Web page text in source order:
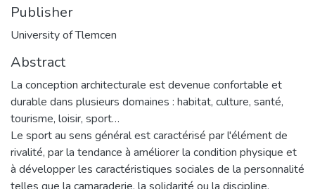
Publisher
University of Tlemcen
Abstract
La conception architecturale est devenue confortable et
durable dans plusieurs domaines : habitat, culture, santé,
tourisme, loisir, sport…
Le sport au sens général est caractérisé par l'élément de
rivalité, par la tendance à améliorer la condition physique et
à développer les caractéristiques sociales de la personnalité